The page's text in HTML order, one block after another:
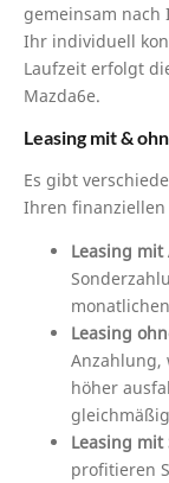
gemeinsam
Ihr individuell
Laufzeit erfolgt
Mazda6e.
Leasing mit &
Es gibt
Ihren
Leasing
Leasing
Anzahlung,
höher
Leasing mit
profitieren